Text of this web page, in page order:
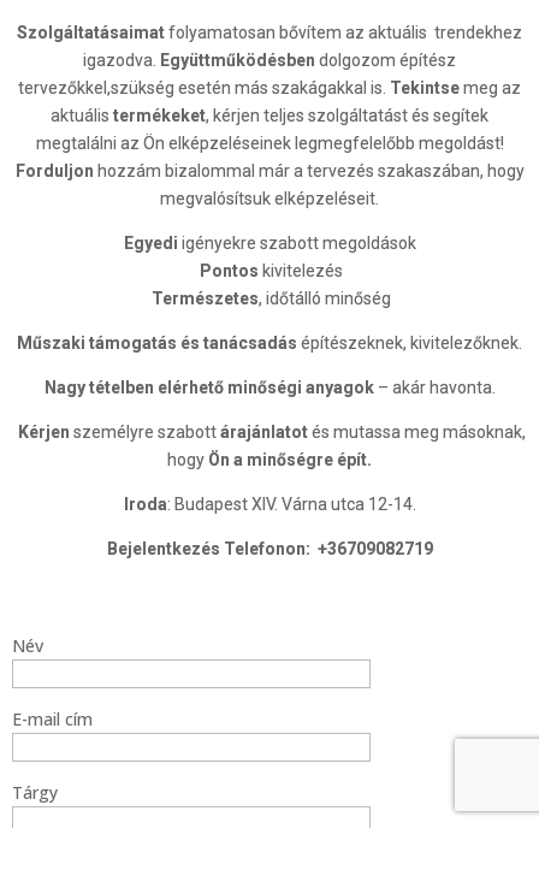
Szolgáltatásaimatfolyamatosan bővítem az aktuális trendekhez
igazodva.
Együttműködésben dolgozom építész
tervezőkkel,szükség esetén más szakágakkal is. Tekintsemeg az
aktuális termékeket, kérjen teljes szolgáltatást és segítek
megtalálni az Ön elképzeléseinek legmegfelelőbb megoldást!
Forduljon hozzám bizalommal már a tervezés szakaszában, hogy
megvalósítsuk elképzeléseit.
Egyedi igényekre szabott megoldások
Pontos kivitelezés
Természetes, időtálló minőség
Műszaki támogatás és tanácsadás építészeknek, kivitelezőknek.
Nagy tételben elérhető minőségi anyagok– akár havonta.
Kérjen személyre szabottárajánlatotés mutassa meg másoknak,
hogy Ön a minőségre épít.
Iroda: Budapest XIV. Várna utca 12-14.
Bejelentkezés Telefonon: +36709082719
Név
E-mail cím
Tárgy